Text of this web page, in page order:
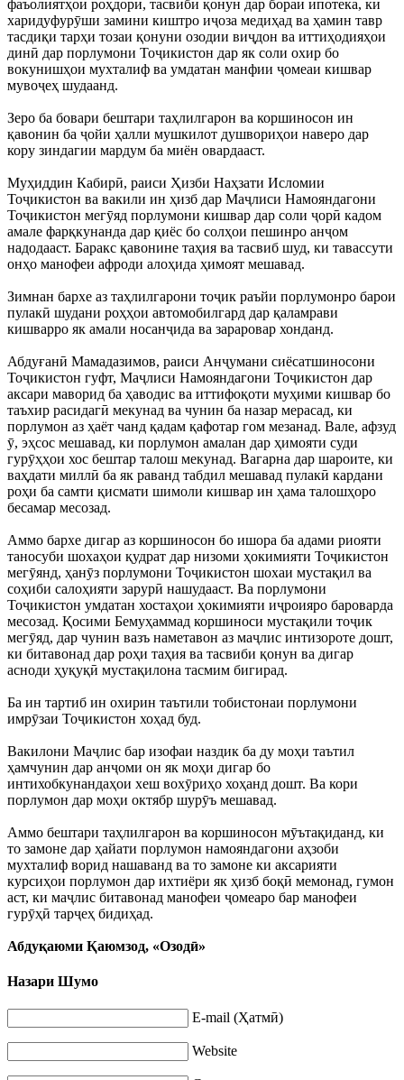
фаъолиятҳои роҳдорӣ, тасвиби қонун дар бораи ипотека, ки
харидуфурӯши замини киштро иҷоза медиҳад ва ҳамин тавр
тасдиқи тарҳи тозаи қонуни озодии виҷдон ва иттиҳодияҳои
динӣ дар порлумони Тоҷикистон дар як соли охир бо
вокунишҳои мухталиф ва умдатан манфии ҷомеаи кишвар
мувоҷеҳ шудаанд.
Зеро ба бовари бештари таҳлилгарон ва коршиносон ин
қавонин ба ҷойи ҳалли мушкилот душвориҳои наверо дар
кору зиндагии мардум ба миён овардааст.
Муҳиддин Кабирӣ, раиси Ҳизби Наҳзати Исломии
Тоҷикистон ва вакили ин ҳизб дар Маҷлиси Намояндагони
Тоҷикистон мегӯяд порлумони кишвар дар соли ҷорӣ кадом
амале фарқкунанда дар қиёс бо солҳои пешинро анҷом
надодааст. Баракс қавонине таҳия ва тасвиб шуд, ки тавассути
онҳо манофеи афроди алоҳида ҳимоят мешавад.
Зимнан бархе аз таҳлилгарони тоҷик раъйи порлумонро барои
пулакӣ шудани роҳҳои автомобилгард дар қаламрави
кишварро як амали носанҷида ва зараровар хонданд.
Абдуғанӣ Мамадазимов, раиси Анҷумани сиёсатшиносони
Тоҷикистон гуфт, Маҷлиси Намояндагони Тоҷикистон дар
аксари маворид ба ҳаводис ва иттифоқоти муҳими кишвар бо
таъхир расидагӣ мекунад ва чунин ба назар мерасад, ки
порлумон аз ҳаёт чанд қадам қафотар гом мезанад. Вале, афзуд
ӯ, эҳсос мешавад, ки порлумон амалан дар ҳимояти суди
гурӯҳҳои хос бештар талош мекунад. Вагарна дар шароите, ки
ваҳдати миллӣ ба як раванд табдил мешавад пулакӣ кардани
роҳи ба самти қисмати шимоли кишвар ин ҳама талошҳоро
бесамар месозад.
Аммо бархе дигар аз коршиносон бо ишора ба адами риояти
таносуби шохаҳои қудрат дар низоми ҳокимияти Тоҷикистон
мегӯянд, ҳанӯз порлумони Тоҷикистон шохаи мустақил ва
соҳиби салоҳияти зарурӣ нашудааст. Ва порлумони
Тоҷикистон умдатан хостаҳои ҳокимияти иҷроияро бароварда
месозад. Қосими Бемуҳаммад коршиноси мустақили тоҷик
мегӯяд, дар чунин вазъ наметавон аз маҷлис интизороте дошт,
ки битавонад дар роҳи таҳия ва тасвиби қонун ва дигар
асноди ҳуқуқӣ мустақилона тасмим бигирад.
Ба ин тартиб ин охирин таътили тобистонаи порлумони
имрӯзаи Тоҷикистон хоҳад буд.
Вакилони Маҷлис бар изофаи наздик ба ду моҳи таътил
ҳамчунин дар анҷоми он як моҳи дигар бо
интихобкунандаҳои хеш вохӯриҳо хоҳанд дошт. Ва кори
порлумон дар моҳи октябр шурӯъ мешавад.
Аммо бештари таҳлилгарон ва коршиносон мӯътақиданд, ки
то замоне дар ҳайати порлумон намояндагони аҳзоби
мухталиф ворид нашаванд ва то замоне ки аксарияти
курсиҳои порлумон дар ихтиёри як ҳизб боқӣ мемонад, гумон
аст, ки маҷлис битавонад манофеи ҷомеаро бар манофеи
гурӯҳӣ тарҷеҳ бидиҳад.
Абдуқаюми Қаюмзод, «Озодӣ»
Назари Шумо
E-mail (Ҳатмӣ)
Website